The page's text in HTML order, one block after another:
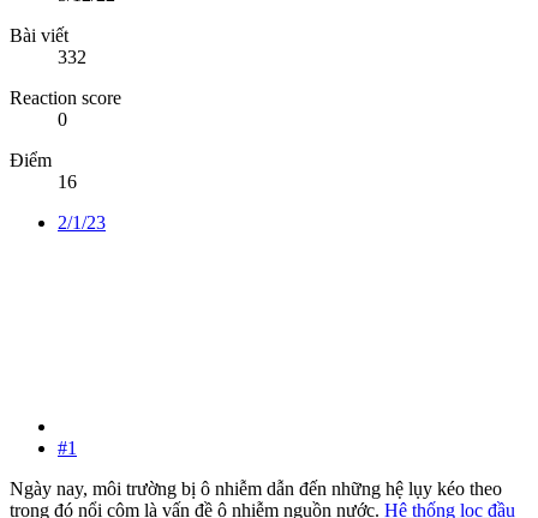
Bài viết
332
Reaction score
0
Điểm
16
2/1/23
#1
Ngày nay, môi trường bị ô nhiễm dẫn đến những hệ lụy kéo theo
trong đó nổi cộm là vấn đề ô nhiễm nguồn nước. Hệ thống lọc đầu